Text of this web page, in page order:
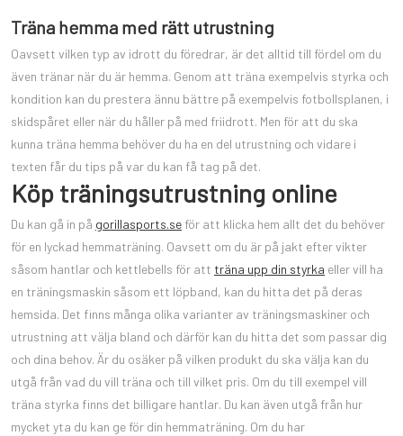
Träna hemma med rätt utrustning
Oavsett vilken typ av idrott du föredrar, är det alltid till fördel om du
även tränar när du är hemma. Genom att träna exempelvis styrka och
kondition kan du prestera ännu bättre på exempelvis fotbollsplanen, i
skidspåret eller när du håller på med friidrott. Men för att du ska
kunna träna hemma behöver du ha en del utrustning och vidare i
texten får du tips på var du kan få tag på det.
Köp träningsutrustning online
Du kan gå in på gorillasports.se för att klicka hem allt det du behöver
för en lyckad hemmaträning. Oavsett om du är på jakt efter vikter
såsom hantlar och kettlebells för att träna upp din styrka eller vill ha
en träningsmaskin såsom ett löpband, kan du hitta det på deras
hemsida. Det finns många olika varianter av träningsmaskiner och
utrustning att välja bland och därför kan du hitta det som passar dig
och dina behov. Är du osäker på vilken produkt du ska välja kan du
utgå från vad du vill träna och till vilket pris. Om du till exempel vill
träna styrka finns det billigare hantlar. Du kan även utgå från hur
mycket yta du kan ge för din hemmaträning. Om du har